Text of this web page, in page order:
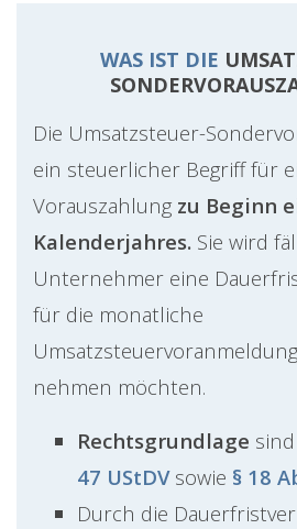
WAS IST DIE
Die Umsatzsteuer-
ein steuerlicher Begriff für
Vorauszahlung zu Beginn
Kalenderjahres. Sie wird
Unternehmer eine
für die monatliche
nehmen möchten.
Rechtsgrundlage
47 UStDVsowie § 18
Durch die